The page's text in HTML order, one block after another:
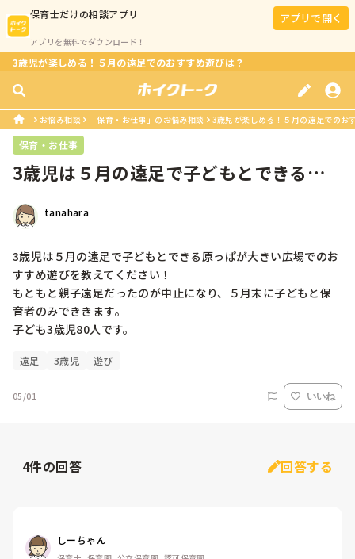
保育士だけの相談アプリ
アプリを無料でダウンロード！
アプリで開く
3歳児が楽しめる！５月の遠足でのおすすめ遊びは？
お悩み相談 「保育・お仕事」のお悩み相談 3歳児が楽しめる！５月の遠足でのお
保育・お仕事
3歳児は５月の遠足で子どもとできる原
tanahara
3歳児は５月の遠足で子どもとできる原っぱが大きい広場でのお
すすめ遊びを教えてください！
もともと親子遠足だったのが中止になり、５月末に子どもと保
育者のみでききます。
子ども3歳児80人です。
遠足 3歳児 遊び
05/01 いいね
4件の回答 回答する
しーちゃん